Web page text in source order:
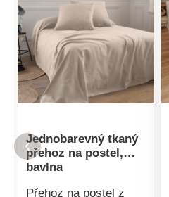
Jednobarevný tkaný
přehoz na postel,
bavlna
Přehoz na postel z